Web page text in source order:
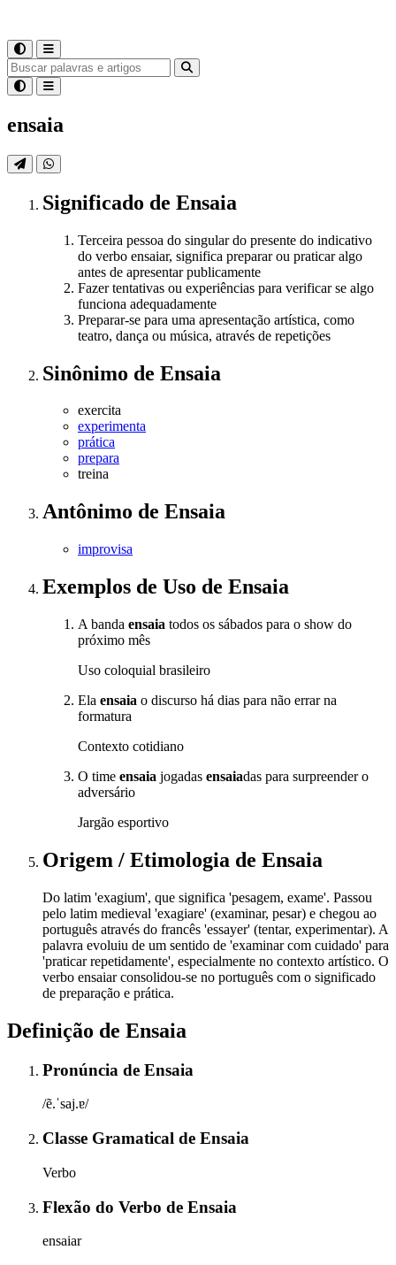
ensaia
Significado de Ensaia
Terceira pessoa do singular do presente do indicativo
do verbo ensaiar, significa preparar ou praticar algo
antes de apresentar publicamente
Fazer tentativas ou experiências para verificar se algo
funciona adequadamente
Preparar-se para uma apresentação artística, como
teatro, dança ou música, através de repetições
Sinônimo de Ensaia
exercita
experimenta
prática
prepara
treina
Antônimo de Ensaia
improvisa
Exemplos de Uso de Ensaia
A banda ensaia todos os sábados para o show do
próximo mês
Uso coloquial brasileiro
Ela ensaia o discurso há dias para não errar na
formatura
Contexto cotidiano
O time ensaia jogadas ensaiadas para surpreender o
adversário
Jargão esportivo
Origem / Etimologia de Ensaia
Do latim 'exagium', que significa 'pesagem, exame'. Passou
pelo latim medieval 'exagiare' (examinar, pesar) e chegou ao
português através do francês 'essayer' (tentar, experimentar). A
palavra evoluiu de um sentido de 'examinar com cuidado' para
'praticar repetidamente', especialmente no contexto artístico. O
verbo ensaiar consolidou-se no português com o significado
de preparação e prática.
Definição de Ensaia
Pronúncia de Ensaia
/ẽ.ˈsaj.ɐ/
Classe Gramatical de Ensaia
Verbo
Flexão do Verbo de Ensaia
ensaiar